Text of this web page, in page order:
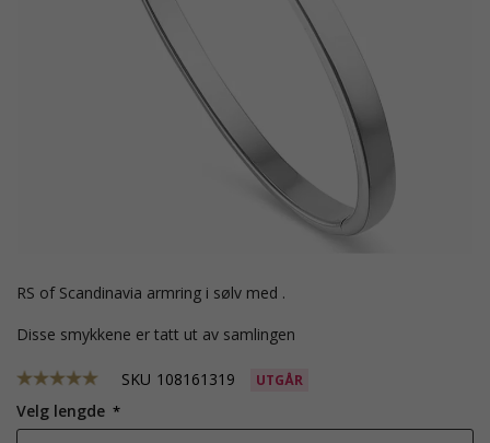
RS of Scandinavia armring i sølv med .
Disse smykkene er tatt ut av samlingen
SKU 108161319 UTGÅR
Velg lengde